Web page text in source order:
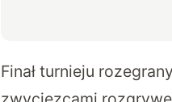
Finał turnieju